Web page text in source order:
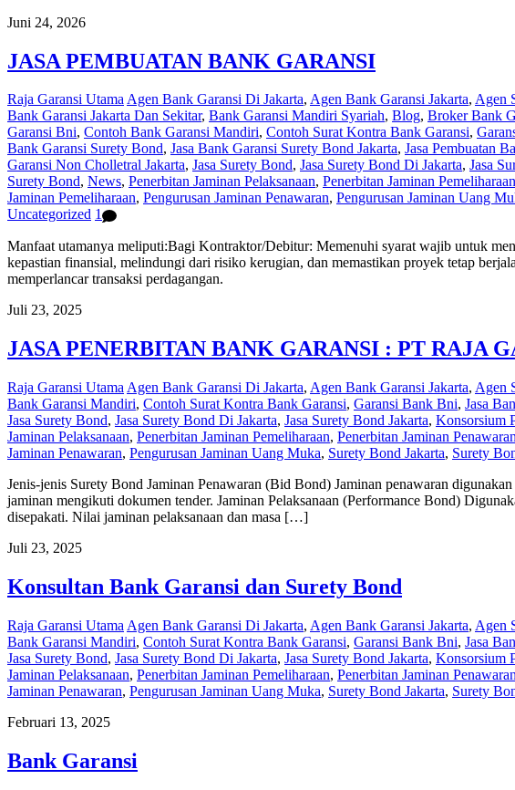
Juni 24, 2026
JASA PEMBUATAN BANK GARANSI
Raja Garansi UtamaAgen Bank Garansi Di Jakarta, Agen Bank Garansi Jakarta, Agen
Bank Garansi Jakarta Dan Sekitar, Bank Garansi Mandiri Syariah, Blog, Broker Bank
Garansi Bni, Contoh Bank Garansi Mandiri, Contoh Surat Kontra Bank Garansi,
Bank Garansi Surety Bond, Jasa Bank Garansi Surety Bond Jakarta, Jasa Pembuatan
Garansi Non Cholletral Jakarta, Jasa Surety Bond, Jasa Surety Bond Di Jakarta, Jasa
Surety Bond, News, Penerbitan Jaminan Pelaksanaan, Penerbitan Jaminan Pemeliharaan
Jaminan Pemeliharaan, Pengurusan Jaminan Penawaran, Pengurusan Jaminan Uang
Uncategorized 1
Manfaat utamanya meliputi:Bagi Kontraktor/Debitur: Memenuhi syarat wajib untuk
kepastian finansial, melindungi dari risiko kerugian, dan memastikan proyek tetap
memperlancar transaksi perdagangan.
Juli 23, 2025
JASA PENERBITAN BANK GARANSI : PT RAJA
Raja Garansi Utama Agen Bank Garansi Di Jakarta, Agen Bank Garansi Jakarta, Agen
Bank Garansi Mandiri, Contoh Surat Kontra Bank Garansi, Garansi Bank Bni, Jasa
Jasa Surety Bond, Jasa Surety Bond Di Jakarta, Jasa Surety Bond Jakarta, Konsorsium
Jaminan Pelaksanaan, Penerbitan Jaminan Pemeliharaan, Penerbitan Jaminan Penawaran
Jaminan Penawaran, Pengurusan Jaminan Uang Muka, Surety Bond Jakarta, Surety
Jenis-jenis Surety Bond Jaminan Penawaran (Bid Bond) Jaminan penawaran
jaminan mengikuti dokumen tender. Jaminan Pelaksanaan (Performance Bond)
disepakati. Nilai jaminan pelaksanaan dan masa […]
Juli 23, 2025
Konsultan Bank Garansi dan Surety Bond
Raja Garansi Utama Agen Bank Garansi Di Jakarta, Agen Bank Garansi Jakarta, Agen
Bank Garansi Mandiri, Contoh Surat Kontra Bank Garansi, Garansi Bank Bni, Jasa
Jasa Surety Bond, Jasa Surety Bond Di Jakarta, Jasa Surety Bond Jakarta, Konsorsium
Jaminan Pelaksanaan, Penerbitan Jaminan Pemeliharaan, Penerbitan Jaminan Penawaran
Jaminan Penawaran, Pengurusan Jaminan Uang Muka, Surety Bond Jakarta, Surety
Februari 13, 2025
Bank Garansi